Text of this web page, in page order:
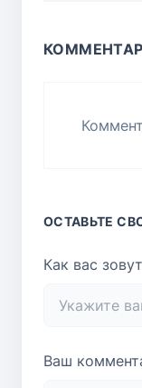
ОСТАВЬТЕ
Как вас
Ваш